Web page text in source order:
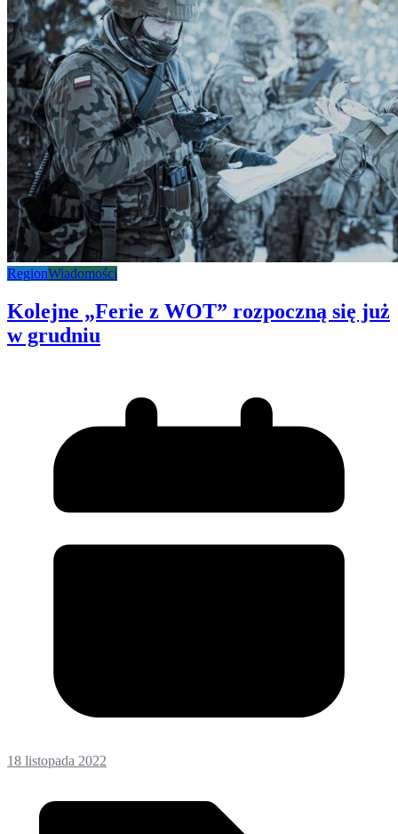
RegionWiadomości
Kolejne „Ferie z WOT” rozpoczną się już
w grudniu
18 listopada 2022